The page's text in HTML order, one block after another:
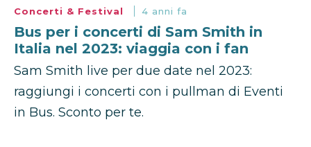
Concerti & Festival 4 anni fa
Bus per i concerti di Sam Smith in
Italia nel 2023: viaggia con i fan
Sam Smith live per due date nel 2023:
raggiungi i concerti con i pullman di Eventi
in Bus. Sconto per te.